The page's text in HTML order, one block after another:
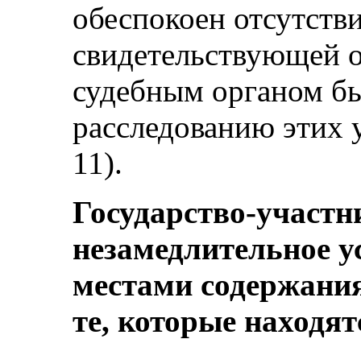
обеспокоен
свидетельствующей
судебным органом
расследованию этих
11).
Государство-
незамедлительное
местами
те, которые